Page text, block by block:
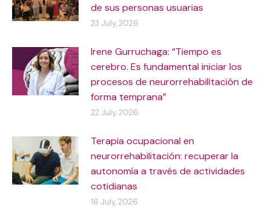
de sus personas usuarias
23 July, 2026
Irene Gurruchaga: “Tiempo es
cerebro. Es fundamental iniciar los
procesos de neurorrehabilitación de
forma temprana”
22 July, 2026
Terapia ocupacional en
neurorrehabilitación: recuperar la
autonomía a través de actividades
cotidianas
16 July, 2026